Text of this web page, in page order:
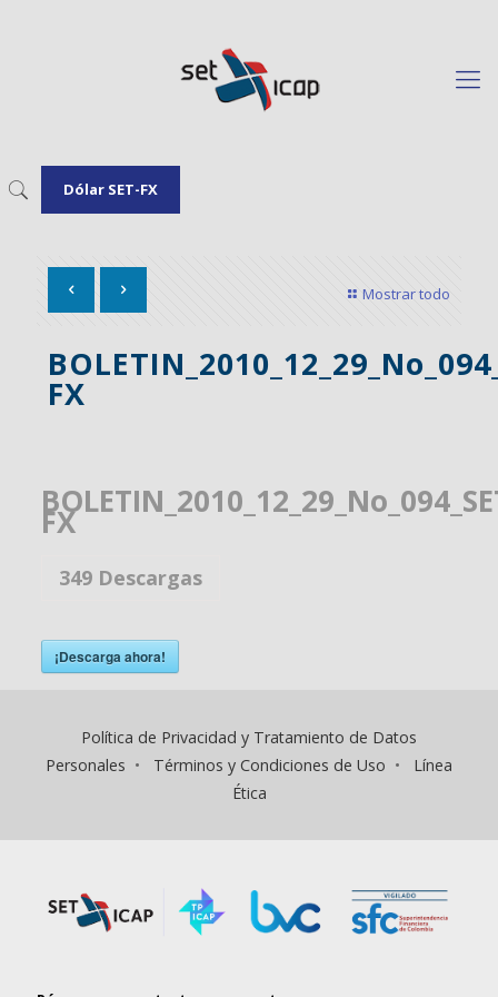
Dólar SET-FX
Mostrar todo
FX
FX
349Descargas
¡Descarga ahora!
Política de Privacidad y Tratamiento de Datos
Personales • Términos y Condiciones de Uso • Línea
Ética